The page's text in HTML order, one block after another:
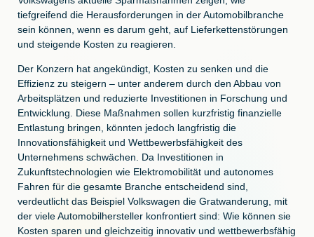
tiefgreifend die Herausforderungen in der Automobilbranche
sein können, wenn es darum geht, auf Lieferkettenstörungen
und steigende Kosten zu reagieren.
Der Konzern hat angekündigt, Kosten zu senken und die
Effizienz zu steigern – unter anderem durch den Abbau von
Arbeitsplätzen und reduzierte Investitionen in Forschung und
Entwicklung. Diese Maßnahmen sollen kurzfristig finanzielle
Entlastung bringen, könnten jedoch langfristig die
Innovationsfähigkeit und Wettbewerbsfähigkeit des
Unternehmens schwächen. Da Investitionen in
Zukunftstechnologien wie Elektromobilität und autonomes
Fahren für die gesamte Branche entscheidend sind,
verdeutlicht das Beispiel Volkswagen die Gratwanderung, mit
der viele Automobilhersteller konfrontiert sind: Wie können sie
Kosten sparen und gleichzeitig innovativ und wettbewerbsfähig